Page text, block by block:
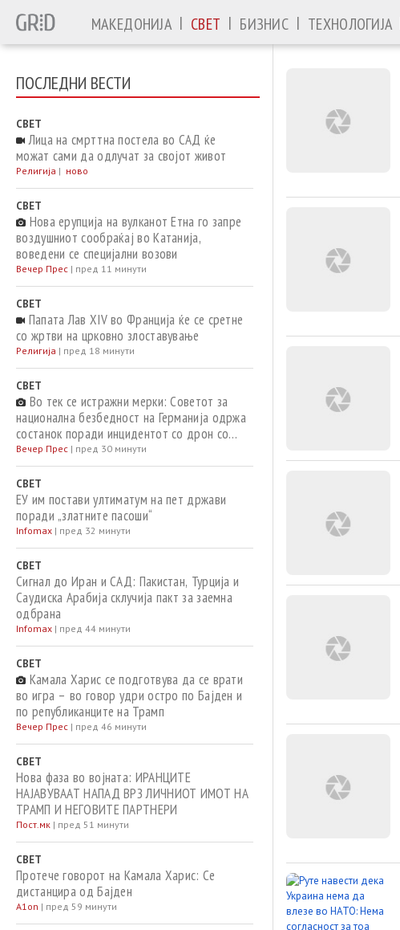
МАКЕДОНИЈА | СВЕТ | БИЗНИС | ТЕХНОЛОГИЈА
ПОСЛЕДНИ ВЕСТИ
СВЕТ
Лица на смрттна постела во САД ќе
можат сами да одлучат за својот живот
Религија | ново
СВЕТ
Нова ерупција на вулканот Етна го запре
воздушниот сообраќај во Катанија,
воведени се специјални возови
Вечер Прес | пред 11 минути
СВЕТ
Папата Лав XIV во Франција ќе се сретне
со жртви на црковно злоставување
Религија | пред 18 минути
СВЕТ
Во тек се истражни мерки: Советот за
национална безбедност на Германија одржа
состанок поради инцидентот со дрон со
експлозиви на аеродромот во Лајпциг
Вечер Прес | пред 30 минути
СВЕТ
ЕУ им постави ултиматум на пет држави
поради „златните пасоши“
Infomax | пред 32 минути
СВЕТ
Сигнал до Иран и САД: Пакистан, Турција и
Саудиска Арабија склучија пакт за заемна
одбрана
Infomax | пред 44 минути
СВЕТ
Камала Харис се подготвува да се врати
во игра – во говор удри остро по Бајден и
по републиканците на Трамп
Вечер Прес | пред 46 минути
СВЕТ
Нова фаза во војната: ИРАНЦИТЕ
НАЈАВУВААТ НАПАД ВРЗ ЛИЧНИОТ ИМОТ НА
ТРАМП И НЕГОВИТЕ ПАРТНЕРИ
Пост.мк | пред 51 минути
СВЕТ
Протече говорот на Камала Харис: Се
дистанцира од Бајден
A1on | пред 59 минути